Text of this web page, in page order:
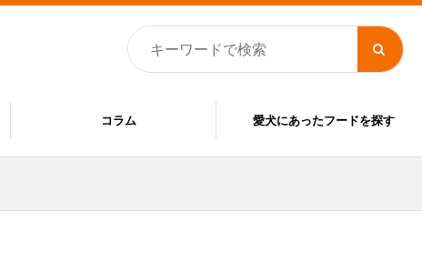
コラム 愛犬にあったフードを探す